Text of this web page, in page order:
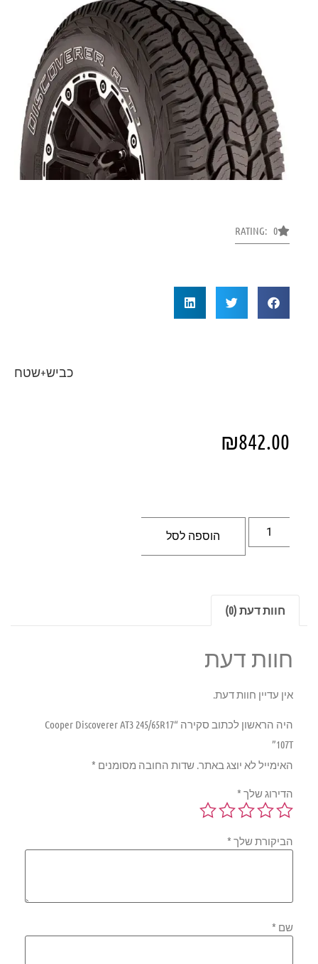
RATING: 0
כביש+שטח
₪842.00
הוספה לסל
חוות דעת (0)
חוות דעת
אין עדיין חוות דעת.
היה הראשון לכתוב סקירה “Cooper Discoverer AT3 245/65R17
107T”
האימייל לא יוצג באתר.שדות החובה מסומנים*
הדירוג שלך*
הביקורת שלך*
שם*